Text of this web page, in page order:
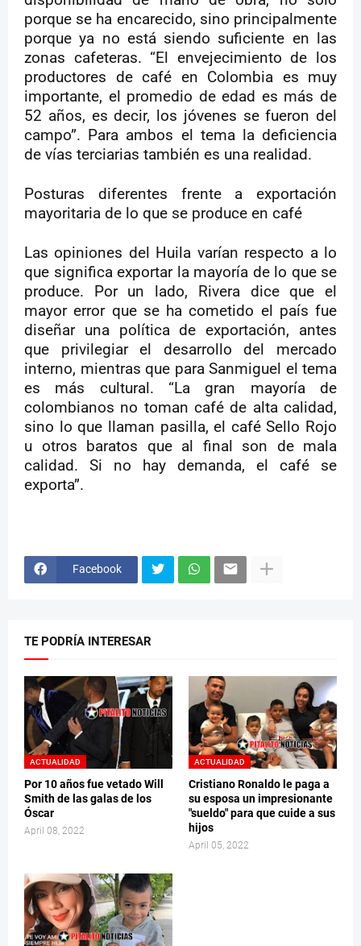
porque se ha encarecido, sino principalmente
porque ya no está siendo suficiente en las
zonas cafeteras. “El envejecimiento de los
productores de café en Colombia es muy
importante, el promedio de edad es más de
52 años, es decir, los jóvenes se fueron del
campo”. Para ambos el tema la deficiencia
de vías terciarias también es una realidad.
Posturas diferentes frente a exportación
mayoritaria de lo que se produce en café
Las opiniones del Huila varían respecto a lo
que significa exportar la mayoría de lo que se
produce. Por un lado, Rivera dice que el
mayor error que se ha cometido el país fue
diseñar una política de exportación, antes
que privilegiar el desarrollo del mercado
interno, mientras que para Sanmiguel el tema
es más cultural. “La gran mayoría de
colombianos no toman café de alta calidad,
sino lo que llaman pasilla, el café Sello Rojo
u otros baratos que al final son de mala
calidad. Si no hay demanda, el café se
exporta”.
Facebook
TE PODRÍA INTERESAR
ACTUALIDAD
Por 10 años fue vetado Will
Smith de las galas de los
Óscar
April 08, 2022
ACTUALIDAD
Cristiano Ronaldo le paga a
su esposa un impresionante
"sueldo" para que cuide a sus
hijos
April 05, 2022